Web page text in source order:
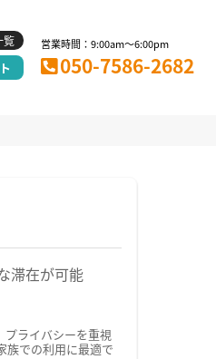
覧 営業時間：9:00am～6:00pm
050-7586-2682
滞在が可能
プライバシーを重視
族での利用に最適で